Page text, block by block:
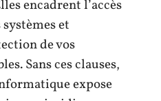
encadrent l’accès
et
de vos
Sans ces clauses,
expose